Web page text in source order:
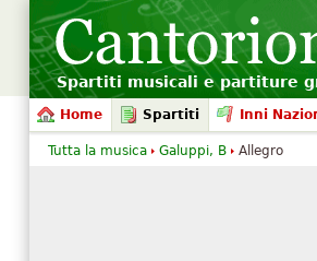
Spartiti musicali e partiture
Home Spartiti Inni
Tutta la musica Galuppi, B Allegro